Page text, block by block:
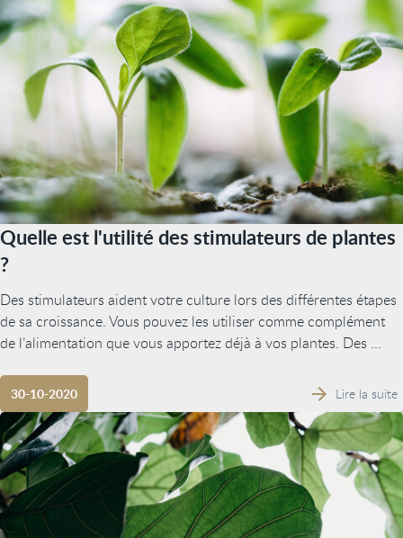
Quelle est l'utilité des stimulateurs de plantes
?
Des stimulateurs aident votre culture lors des différentes étapes
de sa croissance. Vous pouvez les utiliser comme complément
de l’alimentation que vous apportez déjà à vos plantes. Des ...
30-10-2020 Lire la suite